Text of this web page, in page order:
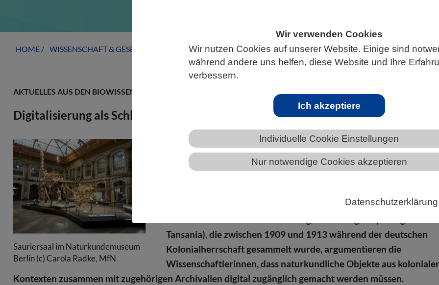
Wir verwenden Cookies
Wir nutzen Cookies auf unserer Website. Einige sind
während andere uns helfen, diese Website und Ihre
verbessern.
Ich akzeptiere
Individuelle Cookie Einstellungen
Nur notwendige Cookies akzeptieren
Datenschutzerklärung
HOME WISSENSCHAFT & GESELLSCHAFT AKTUELLES
AKTUELLES AUS DEN BIOWISSENSCHAFTEN
Digitalisierung als Schlüssel zur Aufarbeitung kolonialer naturkundlicher
Sauriersaal im Naturkundemuseum
Berlin (c) Carola Radke, MfN
Ein interdisziplinäres Forscherinnenteam des Museums für
Naturkunde Berlin hat in der renommierten Fachzeitschrift
naturkundlicher Sammlungen hervorhebt. Am Beispiel der
Tansania), die zwischen 1909 und 1913 während der deutschen
Kolonialherrschaft gesammelt wurde, argumentieren die
Wissenschaftlerinnen, dass naturkundliche Objekte aus
Kontexten zusammen mit zugehörigen Archivalien digital zugänglich gemacht werden müssen.